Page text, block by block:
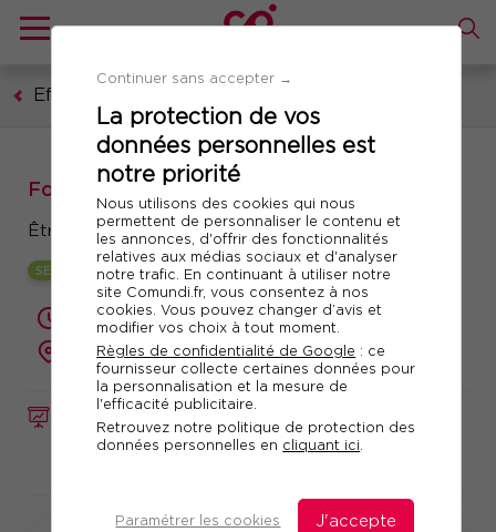
Continuer sans accepter →
La protection de vos
données personnelles est
notre priorité
Nous utilisons des cookies qui nous
permettent de personnaliser le contenu et
les annonces, d'offrir des fonctionnalités
relatives aux médias sociaux et d'analyser
notre trafic. En continuant à utiliser notre
site Comundi.fr, vous consentez à nos
cookies. Vous pouvez changer d’avis et
modifier vos choix à tout moment.
Règles de confidentialité de Google : ce
fournisseur collecte certaines données pour
la personnalisation et la mesure de
l'efficacité publicitaire.
Retrouvez notre politique de protection des
données personnelles en cliquant ici.
Paramétrer les cookies J'accepte
Efficacité professionnelle
Formation : Assistant(e) de direction
Être le copilote de son manager
SESSION GARANTIE
2 jours (14 heures)
présentiel ou à distance